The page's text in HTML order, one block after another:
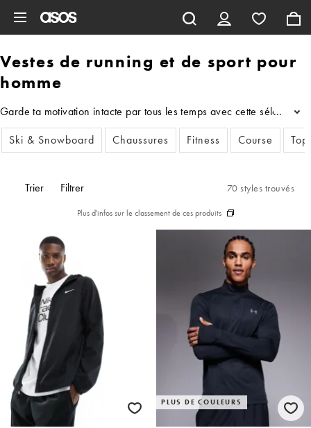
Vestes de running et de sport pour
homme
Garde ta motivation intacte par tous les temps avec cette
...
Ski & Snowboard
Chaussures Fitness Course
Trier Filtrer 70 styles trouvés
Plus d'infos sur le classement de ces produits
PLUS DE COULEURS